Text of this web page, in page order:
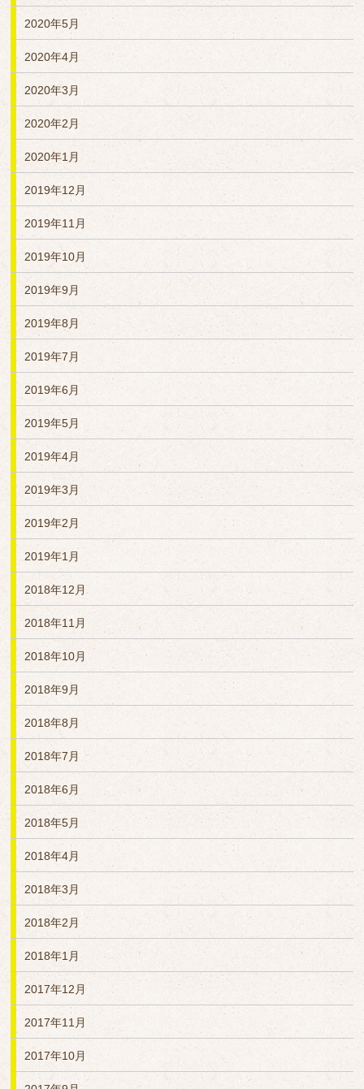
2020年5月
2020年4月
2020年3月
2020年2月
2020年1月
2019年12月
2019年11月
2019年10月
2019年9月
2019年8月
2019年7月
2019年6月
2019年5月
2019年4月
2019年3月
2019年2月
2019年1月
2018年12月
2018年11月
2018年10月
2018年9月
2018年8月
2018年7月
2018年6月
2018年5月
2018年4月
2018年3月
2018年2月
2018年1月
2017年12月
2017年11月
2017年10月